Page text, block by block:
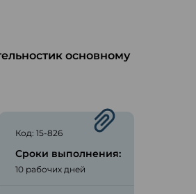
основному
Код: 15-826
Сроки выполнения:
10 рабочих дней